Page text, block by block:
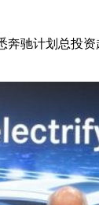
驰计划总投